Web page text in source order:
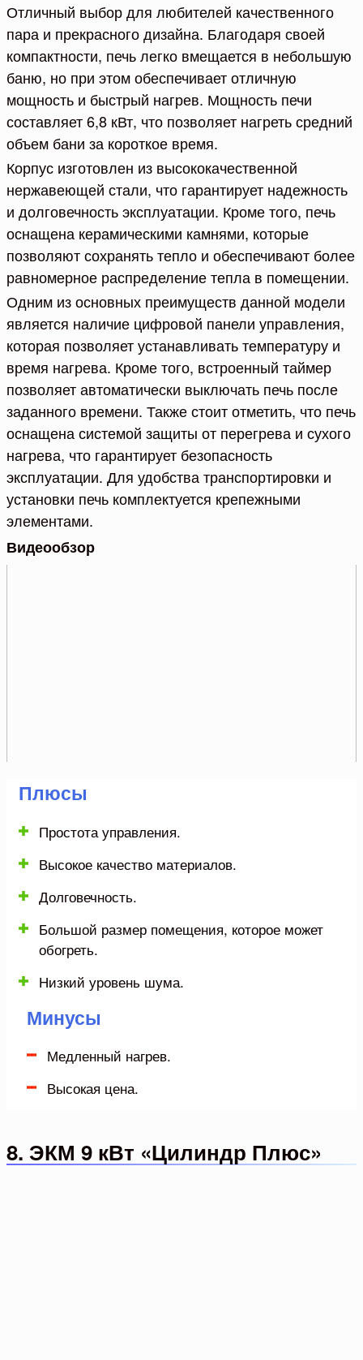
Отличный выбор для любителей качественного
пара и прекрасного дизайна. Благодаря своей
компактности, печь легко вмещается в небольшую
баню, но при этом обеспечивает отличную
мощность и быстрый нагрев. Мощность печи
составляет 6,8 кВт, что позволяет нагреть средний
объем бани за короткое время.
Корпус изготовлен из высококачественной
нержавеющей стали, что гарантирует надежность
и долговечность эксплуатации. Кроме того, печь
оснащена керамическими камнями, которые
позволяют сохранять тепло и обеспечивают более
равномерное распределение тепла в помещении.
Одним из основных преимуществ данной модели
является наличие цифровой панели управления,
которая позволяет устанавливать температуру и
время нагрева. Кроме того, встроенный таймер
позволяет автоматически выключать печь после
заданного времени. Также стоит отметить, что печь
оснащена системой защиты от перегрева и сухого
нагрева, что гарантирует безопасность
эксплуатации. Для удобства транспортировки и
установки печь комплектуется крепежными
элементами.
Видеообзор
Плюсы
Простота управления.
Высокое качество материалов.
Долговечность.
Большой размер помещения, которое может
обогреть.
Низкий уровень шума.
Минусы
Медленный нагрев.
Высокая цена.
8. ЭКМ 9 кВт «Цилиндр Плюс»